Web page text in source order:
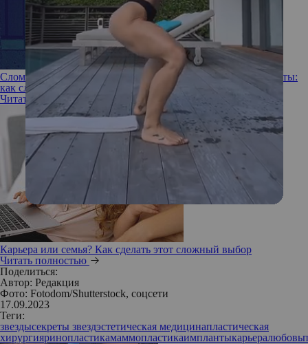
Сломанная карьера, преследования Ди Каприо, свадьба мечты:
как сложилась жизнь героини «Шоугелз» Элизабет Беркли
Читать полностью
Карьера или семья? Как сделать этот сложный выбор
Читать полностью
Поделиться:
Автор: Редакция
Фото: Fotodom/Shutterstock, соцсети
17.09.2023
Теги:
звездысекреты звездэстетическая медицинапластическая
хирургияринопластикамаммопластикаимплантыкарьералюбовь